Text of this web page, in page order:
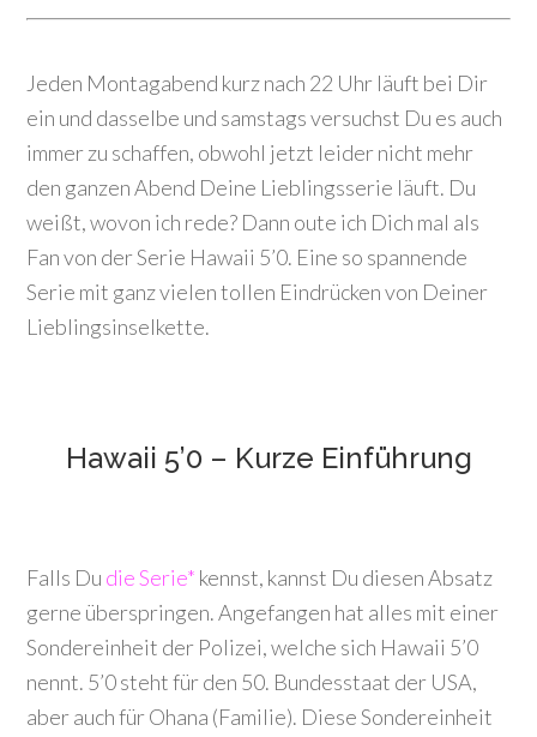
Jeden Montagabend kurz nach 22 Uhr läuft bei Dir
ein und dasselbe und samstags versuchst Du es auch
immer zu schaffen, obwohl jetzt leider nicht mehr
den ganzen Abend Deine Lieblingsserie läuft. Du
weißt, wovon ich rede? Dann oute ich Dich mal als
Fan von der Serie Hawaii 5’0. Eine so spannende
Serie mit ganz vielen tollen Eindrücken von Deiner
Lieblingsinselkette.
Hawaii 5’0 – Kurze Einführung
Falls Du die Serie* kennst, kannst Du diesen Absatz
gerne überspringen. Angefangen hat alles mit einer
Sondereinheit der Polizei, welche sich Hawaii 5’0
nennt. 5’0 steht für den 50. Bundesstaat der USA,
aber auch für Ohana (Familie). Diese Sondereinheit